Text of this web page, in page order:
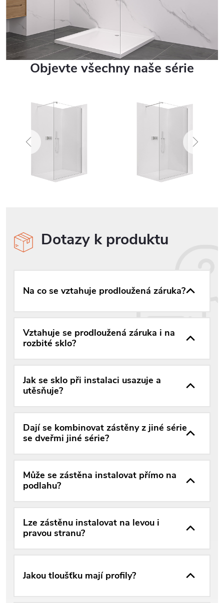
Objevte všechny naše série
Dotazy k produktu
Na co se vztahuje prodloužená záruka?
Vztahuje se prodloužená záruka i na
rozbité sklo?
Jak se sklo při instalaci usazuje a
utěsňuje?
Dají se kombinovat zástěny z jiné série
se dveřmi jiné série?
Může se zástěna instalovat přímo na
podlahu?
Lze zástěnu instalovat na levou i
pravou stranu?
Jakou tloušťku mají profily?